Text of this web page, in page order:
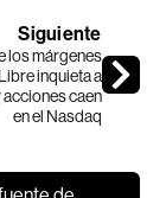
Siguiente
los márgenes
inquieta a
caen
en el Nasdaq